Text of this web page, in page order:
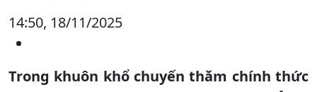
14:50, 18/11/2025
Trong khuôn khổ chuyến thăm chính thức